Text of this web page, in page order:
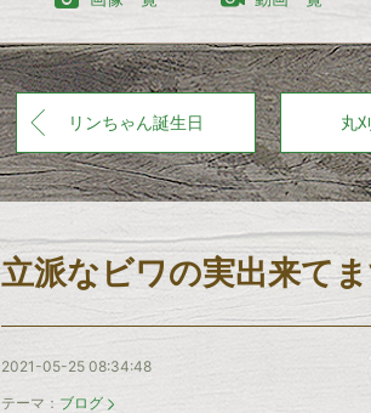
リンちゃん誕生日 丸
立派なビワの実出来て
2021-05-25 08:34:48
テーマ： ブログ